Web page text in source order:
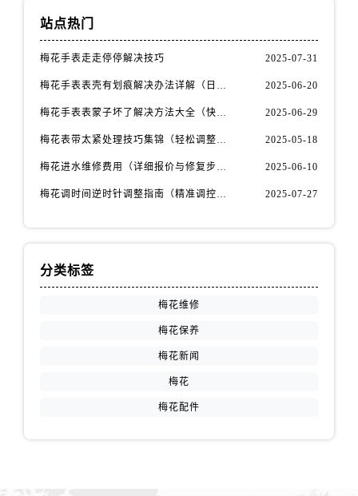
江西省抚州市临川区赣东大道售后服务中心（需提前预约）
站点热门
梅花手表走走停停解决技巧 2025-07-31
梅花手表表壳有划痕解决办法详解（日常保养与修复技巧指南） 2025-06-20
梅花手表表蒙子坏了解决方法大全（快速修复指南） 2025-06-29
梅花表带太紧处理技巧集锦（轻松调整佩戴舒适度的方法） 2025-05-18
梅花进水维修费用（详细报价与修复步骤） 2025-06-10
梅花调时间逆时针调整指南（精准调控的秘诀） 2025-07-27
分类标签
梅花维修
梅花保养
梅花新闻
梅花
梅花配件